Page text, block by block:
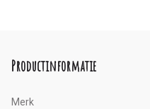
Productinformatie
Merk